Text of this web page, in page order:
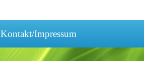
Kontakt/Impressum